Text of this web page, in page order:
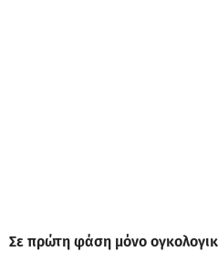
Σε πρώτη φάση μόνο